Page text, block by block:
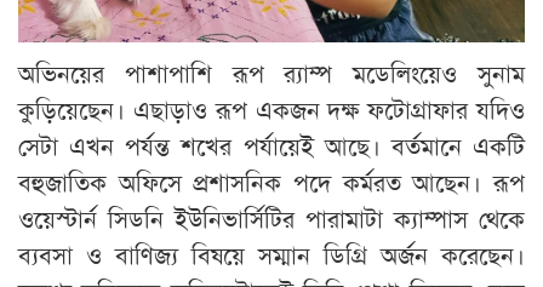
অভিনয়ের পাশাপাশি রূপ র‌্যাম্প মডেলিংয়েও সুনাম
কুড়িয়েছেন। এছাড়াও রূপ একজন দক্ষ ফটোগ্রাফার যদিও
সেটা এখন পর্যন্ত শখের পর্যায়েই আছে। বর্তমানে একটি
বহুজাতিক অফিসে প্রশাসনিক পদে কর্মরত আছেন। রূপ
ওয়েস্টার্ন সিডনি ইউনিভার্সিটির পারামাটা ক্যাম্পাস থেকে
ব্যবসা ও বাণিজ্য বিষয়ে সম্মান ডিগ্রি অর্জন করেছেন।